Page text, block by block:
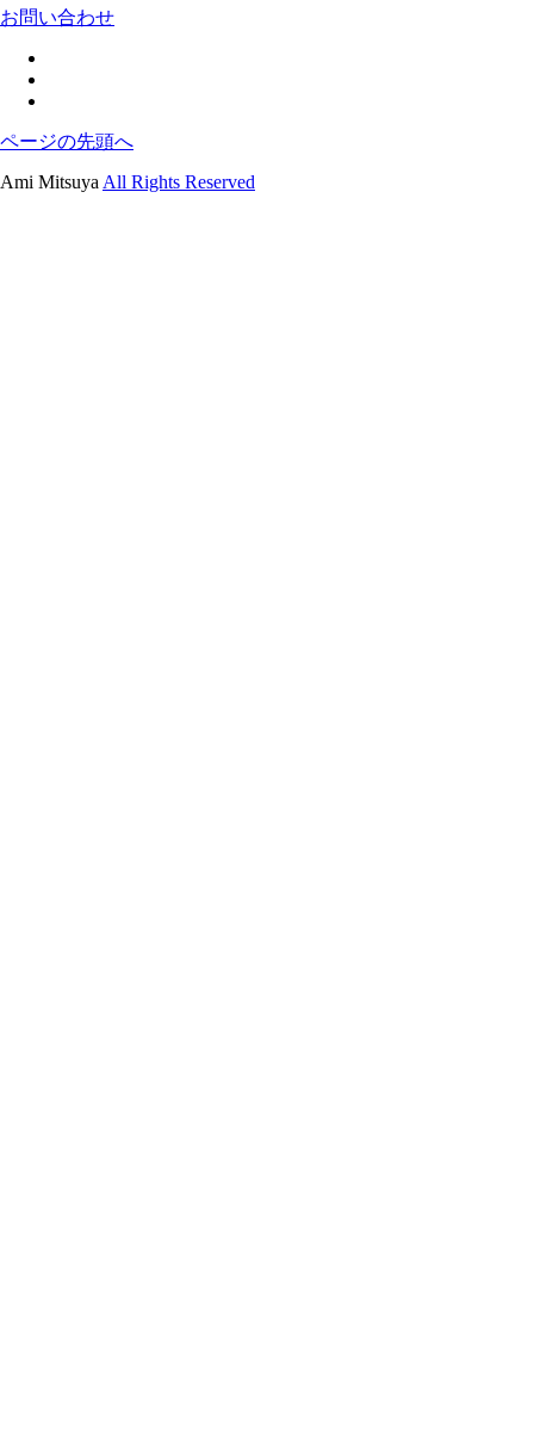
お問い合わせ
ページの先頭へ
Ami Mitsuya All Rights Reserved